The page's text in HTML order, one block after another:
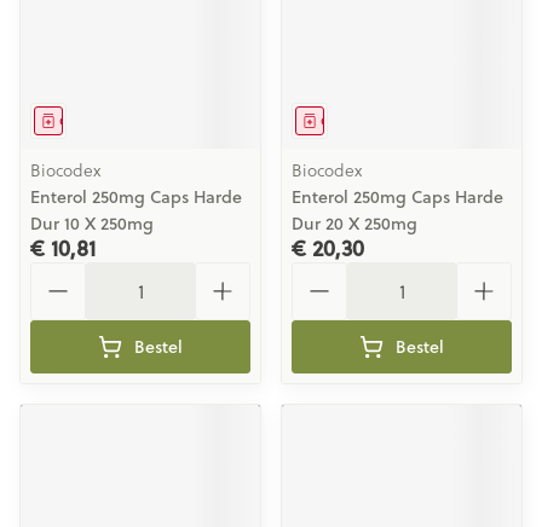
Geneesmiddel
Biocodex
Enterol 250mg Caps Harde
Dur 10 X 250mg
€ 10,81
Bestel
Geneesmiddel
Biocodex
Enterol 250mg Caps Harde
Dur 20 X 250mg
€ 20,30
Bestel